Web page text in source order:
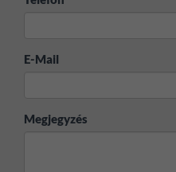
E-Mail
Megjegyzés